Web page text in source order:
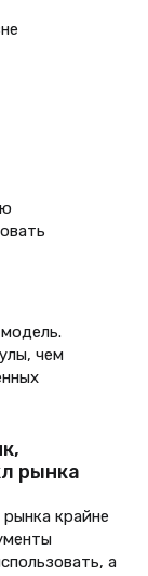
чем
рынка
крайне
а